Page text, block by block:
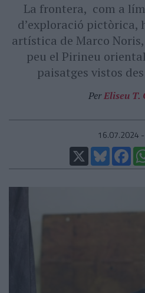
La frontera, com a
d’exploració pictòrica,
artística de Marco
peu el Pirineu
paisatges vistos
PerEliseu T.
16.07.2024
X
Bluesky